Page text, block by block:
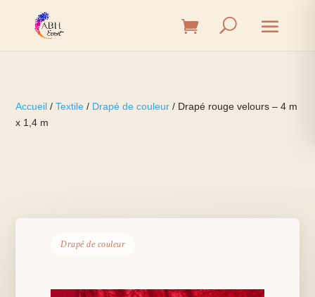
Accueil /Textile / Drapé de couleur / Drapé rouge velours – 4 m
x 1,4 m
Drapé de couleur